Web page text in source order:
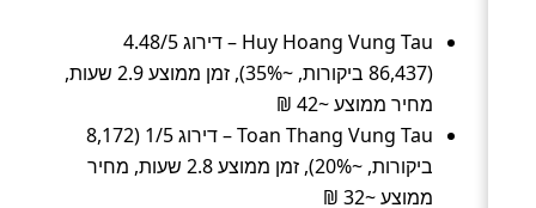
Huy Hoang Vung Tau – דירוג 4.48/5
(86,437 ביקורות, ~35%), זמן ממוצע 2.9 שעות,
מחיר ממוצע ~42 ₪
Toan Thang Vung Tau – דירוג 1/5 (8,172
ביקורות, ~20%), זמן ממוצע 2.8 שעות, מחיר
ממוצע ~32 ₪